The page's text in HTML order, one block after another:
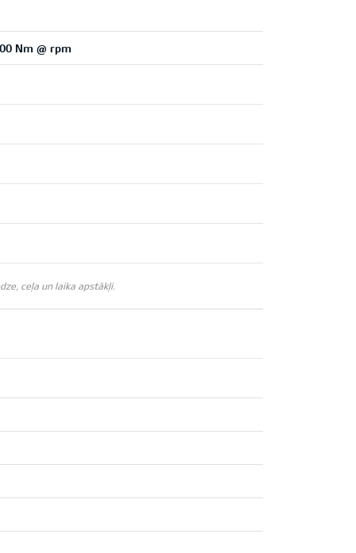
Nm @ rpm
ceļa un laika apstākļi.